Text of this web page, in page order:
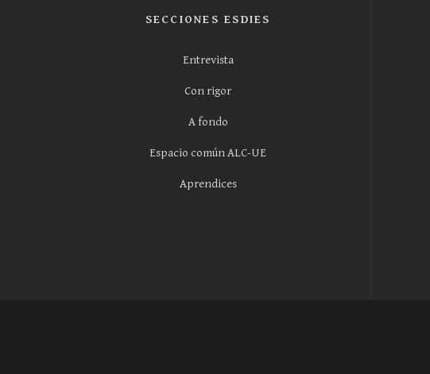
SECCIONES ESDIES
Entrevista
Con rigor
A fondo
Espacio común ALC-UE
Aprendices